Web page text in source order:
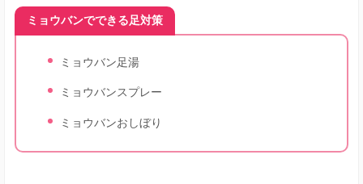
ミョウバンでできる足対策
ミョウバン足湯
ミョウバンスプレー
ミョウバンおしぼり